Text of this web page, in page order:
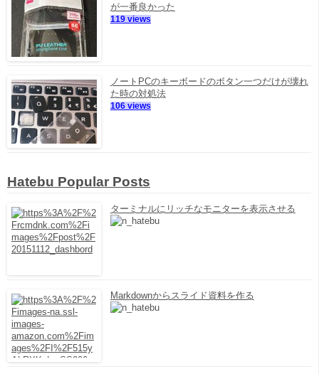
が一番良かった
119 views
ノートPCのキーボードのボタン一つだけが壊れ
た時の対処法
106 views
Hatebu Popular Posts
ターミナルにリッチなモニターを表示させる
Markdownからスライド資料を作る